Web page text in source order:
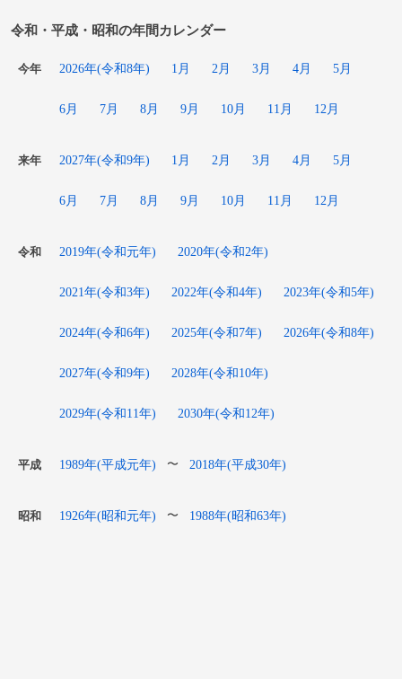
令和・平成・昭和の年間カレンダー
今年 2026年(令和8年) 1月 2月 3月 4月 5月
6月 7月 8月 9月 10月 11月 12月
来年 2027年(令和9年) 1月 2月 3月 4月 5月
6月 7月 8月 9月 10月 11月 12月
令和 2019年(令和元年) 2020年(令和2年)
2021年(令和3年) 2022年(令和4年) 2023年(令和5年)
2024年(令和6年) 2025年(令和7年) 2026年(令和8年)
2027年(令和9年) 2028年(令和10年)
2029年(令和11年) 2030年(令和12年)
平成 1989年(平成元年) 〜 2018年(平成30年)
昭和 1926年(昭和元年) 〜 1988年(昭和63年)